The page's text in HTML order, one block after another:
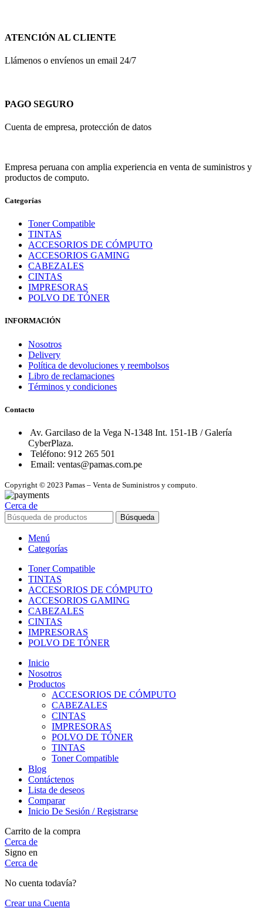
ATENCIÓN AL CLIENTE
Llámenos o envíenos un email 24/7
PAGO SEGURO
Cuenta de empresa, protección de datos
Empresa peruana con amplia experiencia en venta de suministros y
productos de computo.
Categorías
Toner Compatible
TINTAS
ACCESORIOS DE CÓMPUTO
ACCESORIOS GAMING
CABEZALES
CINTAS
IMPRESORAS
POLVO DE TÓNER
INFORMACIÓN
Nosotros
Delivery
Política de devoluciones y reembolsos
Libro de reclamaciones
Términos y condiciones
Contacto
Av. Garcilaso de la Vega N-1348 Int. 151-1B / Galería
CyberPlaza.
Teléfono: 912 265 501
Email: ventas@pamas.com.pe
Copyright © 2023 Pamas – Venta de Suministros y computo.
Cerca de
Búsqueda
Menú
Categorías
Toner Compatible
TINTAS
ACCESORIOS DE CÓMPUTO
ACCESORIOS GAMING
CABEZALES
CINTAS
IMPRESORAS
POLVO DE TÓNER
Inicio
Nosotros
Productos
ACCESORIOS DE CÓMPUTO
CABEZALES
CINTAS
IMPRESORAS
POLVO DE TÓNER
TINTAS
Toner Compatible
Blog
Contáctenos
Lista de deseos
Comparar
Inicio De Sesión / Registrarse
Carrito de la compra
Cerca de
Signo en
Cerca de
No cuenta todavía?
Crear una Cuenta